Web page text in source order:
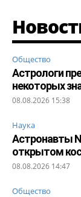
Общество
Астрологи
некоторых
08.08.2026 15:38
Наука
Астронавты
открытом
08.08.2026 14:47
Общество